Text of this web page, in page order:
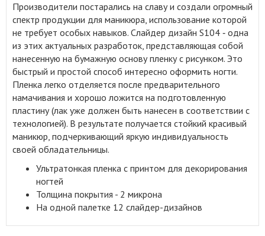
Производители постарались на славу и создали огромный
спектр продукции для маникюра, использование которой
не требует особых навыков. Слайдер дизайн S104 ‑ одна
из этих актуальных разработок, представляющая собой
нанесенную на бумажную основу пленку с рисунком. Это
быстрый и простой способ интересно оформить ногти.
Пленка легко отделяется после предварительного
намачивания и хорошо ложится на подготовленную
пластину (лак уже должен быть нанесен в соответствии с
технологией). В результате получается стойкий красивый
маникюр, подчеркивающий яркую индивидуальность
своей обладательницы.
Ультратонкая пленка с принтом для декорирования
ногтей
Толщина покрытия - 2 микрона
На одной палетке 12 слайдер-дизайнов